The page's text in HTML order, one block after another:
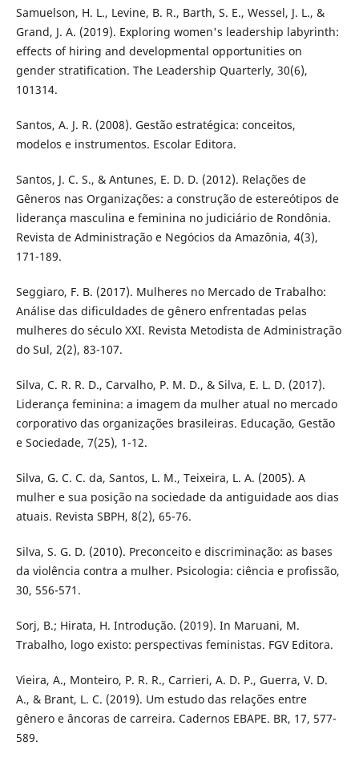
Samuelson, H. L., Levine, B. R., Barth, S. E., Wessel, J. L., &
Grand, J. A. (2019). Exploring women's leadership labyrinth:
effects of hiring and developmental opportunities on
gender stratification. The Leadership Quarterly, 30(6),
101314.
Santos, A. J. R. (2008). Gestão estratégica: conceitos,
modelos e instrumentos. Escolar Editora.
Santos, J. C. S., & Antunes, E. D. D. (2012). Relações de
Gêneros nas Organizações: a construção de estereótipos de
liderança masculina e feminina no judiciário de Rondônia.
Revista de Administração e Negócios da Amazônia, 4(3),
171-189.
Seggiaro, F. B. (2017). Mulheres no Mercado de Trabalho:
Análise das dificuldades de gênero enfrentadas pelas
mulheres do século XXI. Revista Metodista de Administração
do Sul, 2(2), 83-107.
Silva, C. R. R. D., Carvalho, P. M. D., & Silva, E. L. D. (2017).
Liderança feminina: a imagem da mulher atual no mercado
corporativo das organizações brasileiras. Educação, Gestão
e Sociedade, 7(25), 1-12.
Silva, G. C. C. da, Santos, L. M., Teixeira, L. A. (2005). A
mulher e sua posição na sociedade da antiguidade aos dias
atuais. Revista SBPH, 8(2), 65-76.
Silva, S. G. D. (2010). Preconceito e discriminação: as bases
da violência contra a mulher. Psicologia: ciência e profissão,
30, 556-571.
Sorj, B.; Hirata, H. Introdução. (2019). In Maruani, M.
Trabalho, logo existo: perspectivas feministas. FGV Editora.
Vieira, A., Monteiro, P. R. R., Carrieri, A. D. P., Guerra, V. D.
A., & Brant, L. C. (2019). Um estudo das relações entre
gênero e âncoras de carreira. Cadernos EBAPE. BR, 17, 577-
589.